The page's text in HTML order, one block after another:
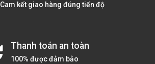
Cam kết giao hàng đúng tiến độ
Thanh toán an toàn
100% được đảm bảo